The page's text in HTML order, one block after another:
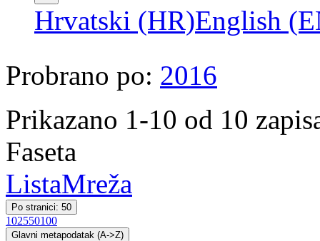
Hrvatski (HR)English
Probrano po: 2016
Prikazano 1-10 od 10
Faseta
ListaMreža
Po stranici: 50
102550100
Glavni metapodatak (A->Z)